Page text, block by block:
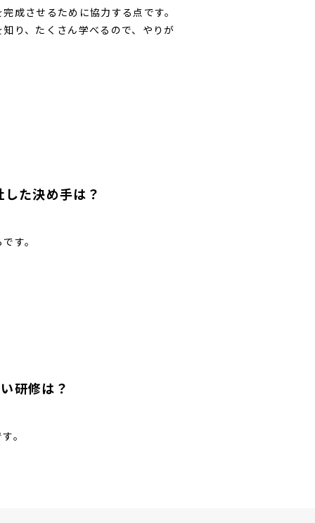
成させるために協力する点です。
り、たくさん学べるので、やりが
た決め手は？
す。
研修は？
。